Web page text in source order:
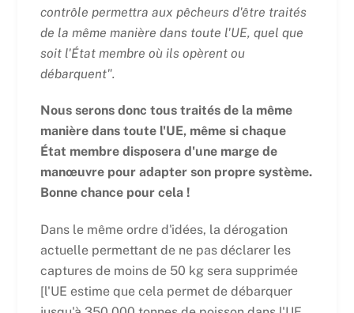
contrôle permettra aux pêcheurs d'être traités
de la même manière dans toute l'UE, quel que
soit l'État membre où ils opèrent ou
débarquent".
Nous serons donc tous traités de la même
manière dans toute l'UE, même si chaque
État membre disposera d'une marge de
manœuvre pour adapter son propre système.
Bonne chance pour cela !
Dans le même ordre d'idées, la dérogation
actuelle permettant de ne pas déclarer les
captures de moins de 50 kg sera supprimée
[l'UE estime que cela permet de débarquer